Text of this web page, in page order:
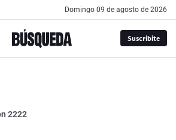
domingo 09 de agosto de 2026
Suscribite
2222